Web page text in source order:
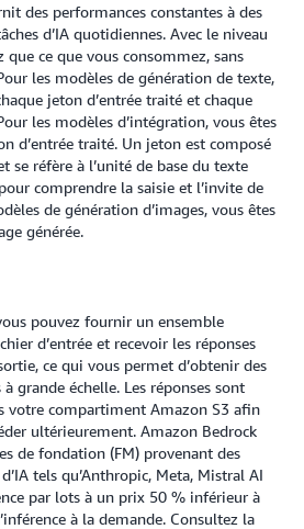
des performances constantes à des
d’IA quotidiennes. Avec le niveau
que ce que vous consommez, sans
les modèles de génération de texte,
jeton d’entrée traité et chaque
les modèles d’intégration, vous êtes
d’entrée traité. Un jeton est composé
se réfère à l’unité de base du texte
comprendre la saisie et l’invite de
de génération d’images, vous êtes
générée.
pouvez fournir un ensemble
d’entrée et recevoir les réponses
ce qui vous permet d’obtenir des
grande échelle. Les réponses sont
votre compartiment Amazon S3 afin
ultérieurement. Amazon Bedrock
de fondation (FM) provenant des
tels qu’Anthropic, Meta, Mistral AI
par lots à un prix 50 % inférieur à
à la demande. Consultez la